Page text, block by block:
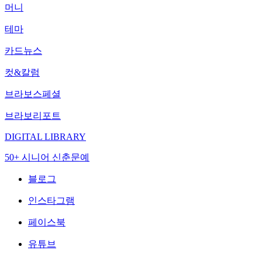
머니
테마
카드뉴스
컷&칼럼
브라보스페셜
브라보리포트
DIGITAL LIBRARY
50+ 시니어 신춘문예
블로그
인스타그램
페이스북
유튜브